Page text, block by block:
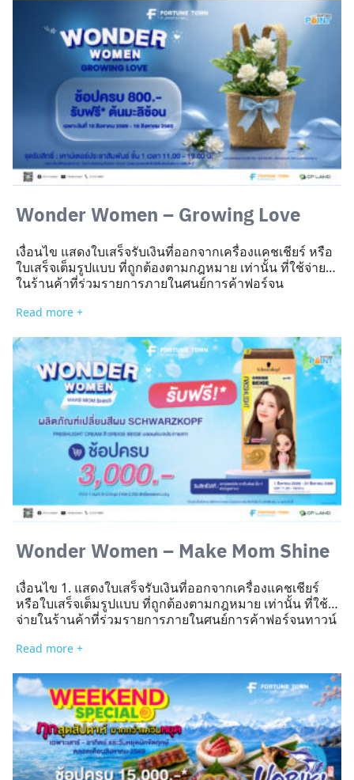
รางวัลละ 9,900 บาท​ 2.2 ยอดการใช้จ่ายสูงสุด ลำดับที่ 3
รับ แผ่นเสียง BOYdPOD // OST. SIDE A มูลค่า 5,500​ 2.3
ยอดการใช้จ่ายสูงสุด ลำดับที่ 4 รับ แผ่นเสียง Groove
Riders The Lift […]
Wonder Women – Growing Love
เงื่อนไข แสดงใบเสร็จรับเงินที่ออกจากเครื่องแคชเชียร์ หรือ
ใบเสร็จเต็มรูปแบบ ที่ถูกต้องตามกฎหมาย เท่านั้น ที่ใช้จ่าย
ในร้านค้าที่ร่วมรายการภายในศูนย์การค้าฟอร์จูน
เสร็จเขียนมือ, สำเนาใบเสร็จ, ใบเสร็จ Copy, ใบ
เงินสด ไม่เข้าร่วมทุกกรณี ​ สามารถสะสมใบเสร็จได้สูงสุด 5
ใบเสร็จ ภายในวันที่ใช้จ่าย / การแลกรับสิทธิ์ 1 ครั้ง (ใบ
เสร็จรับเงินใช้ได้วันต่อวันเท่านั้น ไม่สามารถนำมารับสิทธิ์
ย้อนหลังได้)​ ใบเสร็จที่นำมาแลกของสมนาคุณอย่างใดอย่าง
หนึ่งแล้ว ไม่สามารถนำมาแลกของรางวัลในรายการอื่นได้
อีก​ สมาชิก Fortune Point รับต้นมะลิ
ซ้อน จำนวน 1 ต้น มูลค่า 89 บาท เมื่อใช้จ่ายในศูนย์การค้า
ครบ 800 บาทขึ้นไป จำกัด 1 สิทธิ์ / 1 บัญชี / ตลอดแคมเปญ
และจำกัด 400 สิทธิ์ตลอดแคมเปญ​ รับสิทธิ์ได้ตั้งแต่วัน
ที่ 10 สิงหาคม 2569 – 16 สิงหาคม 2569 บริเวณเคาน์เตอร์
ประชาสัมพันธ์ ชั้น 1 ฟอร์จูนทาวน์ เวลา 11.00 – 19.00 น. ​
ต้องกดรับสิทธิ์ต่อหน้าเจ้าหน้าที่ ผ่าน Line: @fortunetown
สิทธิ์ไม่ว่ากรณีใดก็ตาม ทางบริษัทฯ ขอสงวนสิทธิ์ในการไม่
รายการได้ 8.1 การชำระค่าบริการสาธารณูปโภคทุกชนิด
8.2 การชำระค่าบริการโทรศัพท์พื้นฐานและโทรศัพท์มือถือ
ทุกระบบ หรือค่าบริการอินเตอร์เน็ต 8.3 การชำระค่าบริการ
บัตรเติมเงิน, การซื้อบัตรเติมเงินโทรศัพท์มือถือทุกระบบ 8.6
Read more +
Wonder Women – Make Mom Shine
เงื่อนไข 1. แสดงใบเสร็จรับเงินที่ออกจากเครื่องแคชเชียร์
หรือใบเสร็จเต็มรูปแบบ ที่ถูกต้องตามกฎหมาย เท่านั้น ที่ใช้
จ่ายในร้านค้าที่ร่วมรายการภายในศูนย์การค้าฟอร์จูนทาวน์
เขียนมือ, สำเนาใบเสร็จ, ใบเสร็จ Copy, ใบเสร็จ Reprint, ใบ
3. สมาชิกฟอร์จูนพอยท์ รับ ผลิตภัณฑ์เปลี่ยนสีผม
Schwarzkopf – Freshlight Cream สี Greige Beige บลอน
ด์เบจประกายเทา มูลค่า 359 บาท 1 กล่อง เมื่อใช้จ่ายภายใน
ศูนย์การค้าฯ ครบ 3,000 บาท ขึ้นไป และสามารถใช้สิทธิ์
ได้ 1 คน/5 สิทธิ์/1 บัญชี ตลอดรายการ​ 4. สามารถสะสมใบ
เสร็จได้สูงสุด 5 ใบ ต่อสิทธิ์ […]
Read more +